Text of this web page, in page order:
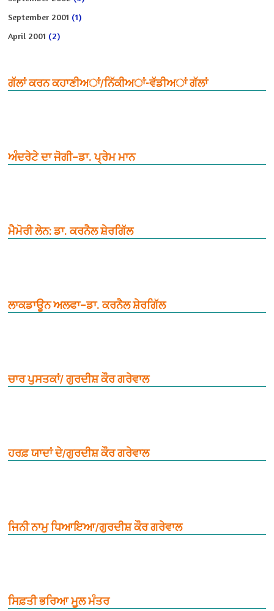
September 2001 (1)
April 2001 (2)
ਗੱਲਾਂ ਕਰਨ ਕਹਾਣੀਅਾਂ/ਨਿੱਕੀਅਾਂ-ਵੱਡੀਅਾਂ ਗੱਲਾਂ
ਅੰਦਰੇਟੇ ਦਾ ਜੋਗੀ–ਡਾ. ਪ੍ਰੇਮ ਮਾਨ
ਮੈਮੋਰੀ ਲੇਨ: ਡਾ. ਕਰਨੈਲ ਸ਼ੇਰਗਿੱਲ
ਲਾਕਡਾਊਨ ਅਲਫਾ–ਡਾ. ਕਰਨੈਲ ਸ਼ੇਰਗਿੱਲ
ਚਾਰ ਪੁਸਤਕਾਂ/ ਗੁਰਦੀਸ਼ ਕੌਰ ਗਰੇਵਾਲ
ਹਰਫ਼ ਯਾਦਾਂ ਦੇ/ਗੁਰਦੀਸ਼ ਕੌਰ ਗਰੇਵਾਲ
ਜਿਨੀ ਨਾਮੁ ਧਿਆਇਆ/ਗੁਰਦੀਸ਼ ਕੌਰ ਗਰੇਵਾਲ
ਸਿਫ਼ਤੀ ਭਰਿਆ ਮੂ਼ਲ ਮੰਤਰ